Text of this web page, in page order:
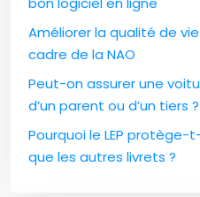
Améliorer la qualité de
cadre de la NAO
Peut-on assurer une
d’un parent ou d’un tiers ?
Pourquoi le LEP protège-
que les autres livrets ?